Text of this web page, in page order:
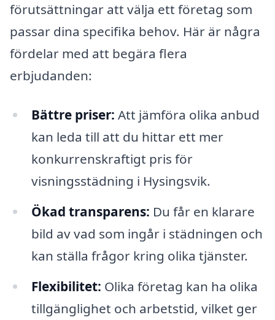
förutsättningar att välja ett företag som
passar dina specifika behov. Här är några
fördelar med att begära flera
erbjudanden:
Bättre priser: Att jämföra olika anbud
kan leda till att du hittar ett mer
konkurrenskraftigt pris för
visningsstädning i Hysingsvik.
Ökad transparens: Du får en klarare
bild av vad som ingår i städningen och
kan ställa frågor kring olika tjänster.
Flexibilitet: Olika företag kan ha olika
tillgänglighet och arbetstid, vilket ger